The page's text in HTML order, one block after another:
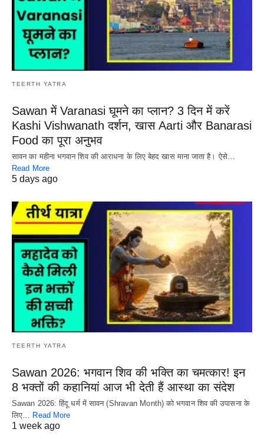
TEERTH YATRA
Sawan में Varanasi घूमने का प्लान? 3 दिन में करें
Kashi Vishwanath दर्शन, खास Aarti और Banarasi
Food का पूरा अनुभव
सावन का महीना भगवान शिव की आराधना के लिए बेहद खास माना जाता है। ऐसे…
Read More
5 days ago
TEERTH YATRA
Sawan 2026: भगवान शिव की भक्ति का चमत्कार! इन
8 भक्तों की कहानियां आज भी देती हैं आस्था का संदेश
Sawan 2026: हिंदू धर्म में सावन (Shravan Month) को भगवान शिव की उपासना के
लिए…
Read More
1 week ago